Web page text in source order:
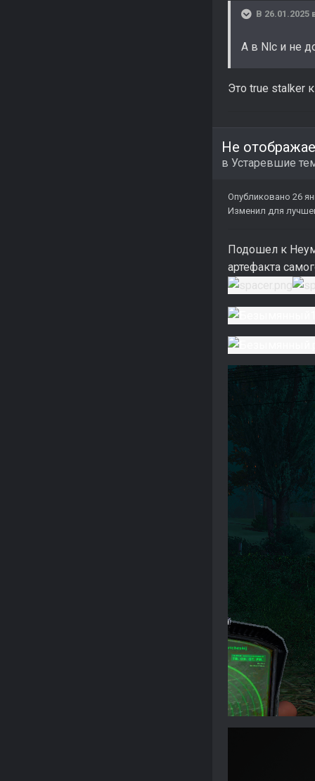
В 26.01.2025
А в Nlc и не
Это true stalker
в Устаревшие
Опубликовано 26
Изменил для
Подошел к
артефакта